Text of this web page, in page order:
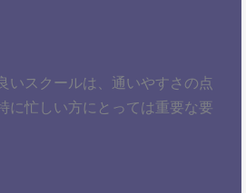
いスクールは、通いやすさの点
に忙しい方にとっては重要な要